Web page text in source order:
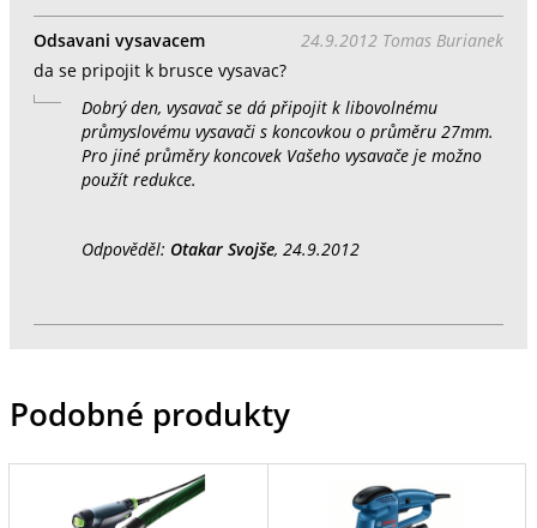
Odsavani vysavacem
24.9.2012 Tomas Burianek
da se pripojit k brusce vysavac?
Dobrý den, vysavač se dá připojit k libovolnému
průmyslovému vysavači s koncovkou o průměru 27mm.
Pro jiné průměry koncovek Vašeho vysavače je možno
použít redukce.
Odpověděl: Otakar Svojše, 24.9.2012
Podobné produkty